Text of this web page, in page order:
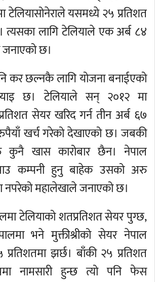
टेलियासोनेराले यसमध्ये २५ प्रतिशत
त्यसका लागि टेलियाले एक अर्ब ८४
छ।
कर छल्नकै लागि योजना बनाईएको
छ। टेलियाले सन् २०१२ मा
सेयर खरिद गर्न तीन अर्ब ६७
खर्च गरेको देखाएको छ। जबकी
खास कारोबार छैन। नेपाल
कम्पनी हुनु बाहेक उसको अरु
नपरेको महालेखाले जनाएको छ।
टेलियाको शतप्रतिशत सेयर पुग्छ,
भने मुक्तीश्रीको सेयर नेपाल
प्रतिशतमा झर्छ। बाँकी २५ प्रतिशत
नामसारी हुन्छ त्यो पनि फेस